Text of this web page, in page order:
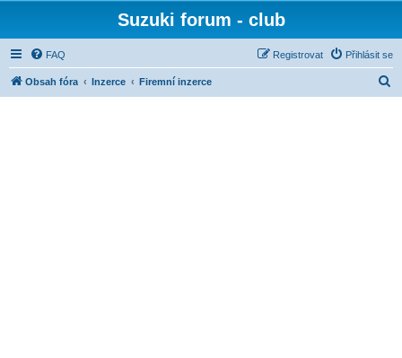
Suzuki forum - club
FAQ Přihlásit se
Registrovat
Obsah fóra Inzerce Firemní inzerce